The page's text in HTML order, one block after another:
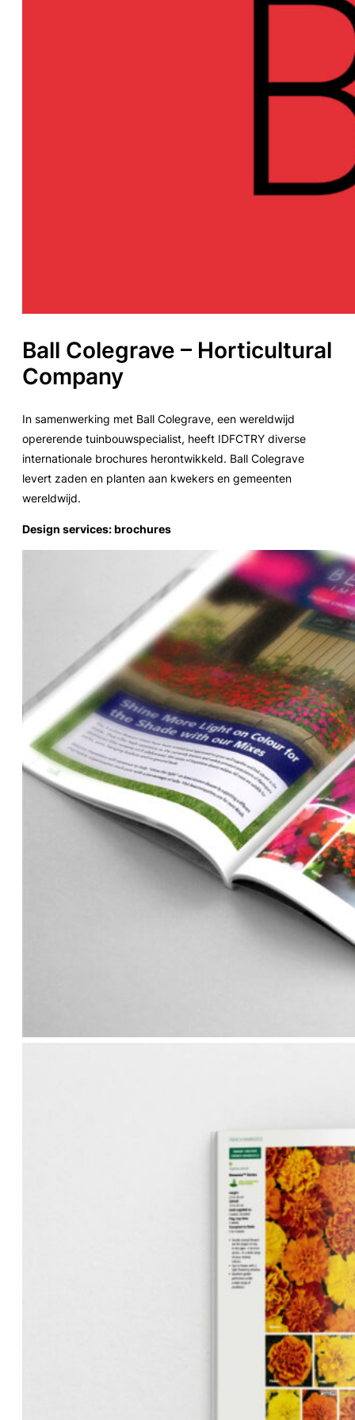
Ball Colegrave – Horticultural
Company
In samenwerking met Ball Colegrave, een wereldwijd
opererende tuinbouwspecialist, heeft IDFCTRY diverse
internationale brochures herontwikkeld. Ball Colegrave
levert zaden en planten aan kwekers en gemeenten
wereldwijd.
Design services: brochures